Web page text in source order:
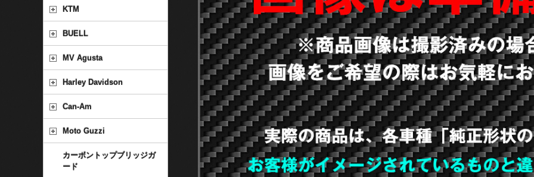
KTM
BUELL
MV Agusta
Harley Davidson
Can-Am
Moto Guzzi
カーボントップブリッジガ
ード